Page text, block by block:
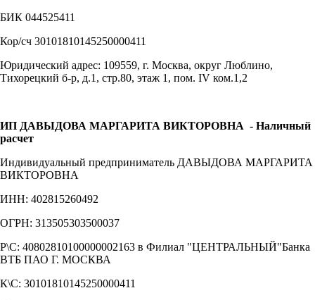
БИК 044525411
Кор/сч 30101810145250000411
Юридический адрес: 109559, г. Москва, округ Люблино,
Тихорецкий б-р, д.1, стр.80, этаж 1, пом. IV ком.1,2
ИП ДАВЫДОВА МАРГАРИТА ВИКТОРОВНА - Наличный
расчет
Индивидуальный предприниматель ДАВЫДОВА МАРГАРИТА
ВИКТОРОВНА
ИНН: 402815260492
ОГРН: 313505303500037
Р\С: 40802810100000002163 в Филиал "ЦЕНТРАЛЬНЫЙ"Банка
ВТБ ПАО Г. МОСКВА
К\С: 30101810145250000411